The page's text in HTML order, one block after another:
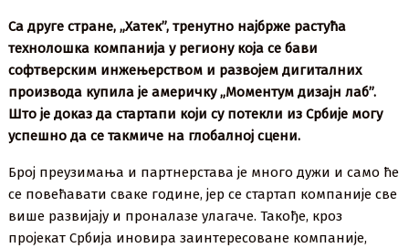
Са друге стране, „Хатек”, тренутно најбрже растућа
технолошка компанија у региону која се бави
софтверским инжењерством и развојем дигиталних
производа купила је америчку „Моментум дизајн лаб”.
Што је доказ да стартапи који су потекли из Србије могу
успешно да се такмиче на глобалној сцени.
Број преузимања и партнерстава је много дужи и само ће
се повећавати сваке године, јер се стартап компаније све
више развијају и проналазе улагаче. Такође, кроз
пројекат Србија иновира заинтересоване компаније,